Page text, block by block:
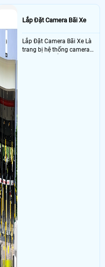
Lắp Đặt Camera Bãi Xe
Lắp Đặt Camera Bãi Xe Là
trang bị hệ thống camera